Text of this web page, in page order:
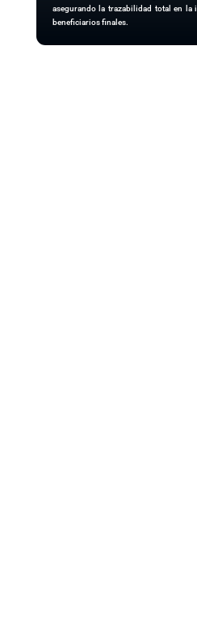
asegurando la trazabilidad total en la
beneficiarios finales.